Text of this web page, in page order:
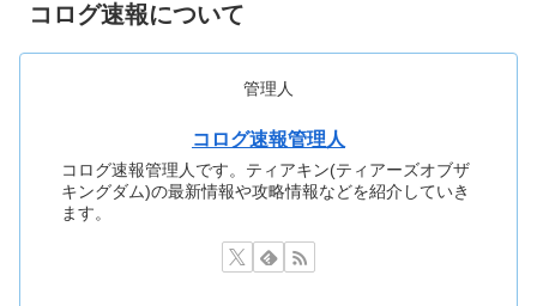
コログ速報について
管理人
コログ速報管理人
コログ速報管理人です。ティアキン(ティアーズオブザ
キングダム)の最新情報や攻略情報などを紹介していき
ます。